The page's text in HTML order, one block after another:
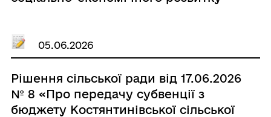
Євгенія Пікуса Державної
прикордонної служби України
(військова частина 9938)»
05.06.2026
Рішення сільської ради від 17.06.2026
№ 8 «Про передачу субвенції з
бюджету Костянтинівської сільської